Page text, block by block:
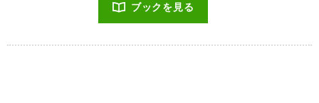
ブックを見る